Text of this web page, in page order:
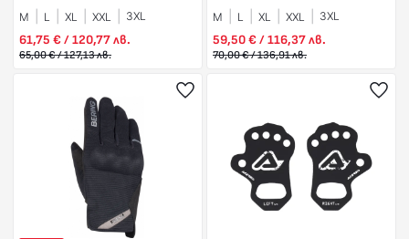
M L XL XXL 3XL
61,75 € / 120,77 лв.
65,00 € / 127,13 лв.
M L XL XXL 3XL
59,50 € / 116,37 лв.
70,00 € / 136,91 лв.